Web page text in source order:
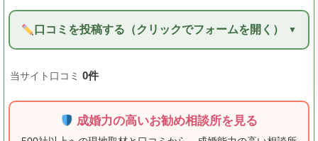
口コミを投稿する（クリックでフォームを開く）
当サイト口コミ 0件
成婚力の高いお勧め相談所を見る